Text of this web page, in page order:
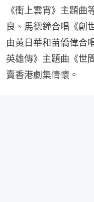
《衝上雲宵》主題曲
良、馬德鐘合唱《創
由黃日華和苗僑偉合
英雄傳》主題曲《世
賣香港劇集情懷。